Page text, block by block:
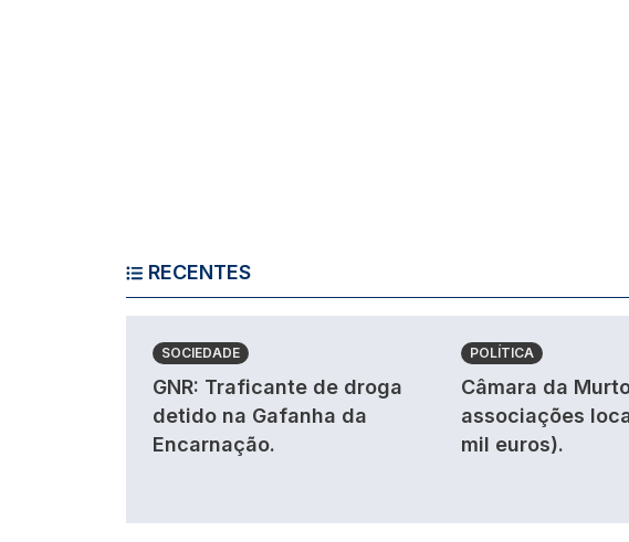
RECENTES
SOCIEDADE
GNR: Traficante de droga
detido na Gafanha da
Encarnação.
POLÍTICA
Câmara da
associações
mil euros).